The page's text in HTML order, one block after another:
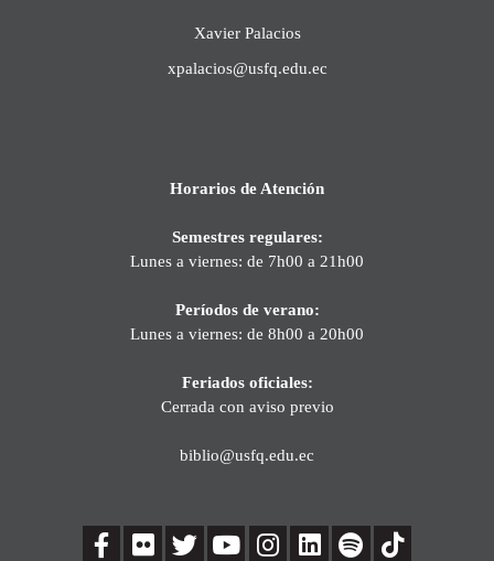
Xavier Palacios
xpalacios@usfq.edu.ec
Horarios de Atención
Semestres regulares:
Lunes a viernes: de 7h00 a 21h00
Períodos de verano:
Lunes a viernes: de 8h00 a 20h00
Feriados oficiales:
Cerrada con aviso previo
biblio@usfq.edu.ec